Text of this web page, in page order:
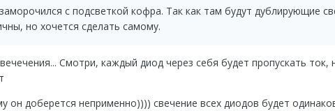
с подсветкой кофра. Так как там будут дублирующие
но хочется сделать самому.
Смотри, каждый диод через себя будет пропускать
он доберется неприменно)))) свечение всех диодов будет